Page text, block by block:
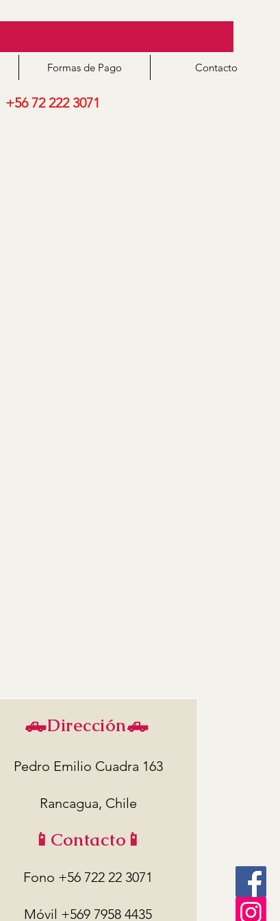
Formas de Pago Contacto
+56 72 222 3071
🛻Dirección🛻
Pedro Emilio Cuadra 163
Rancagua, Chile
Fono +56 722 22 3071
Móvil +569 7958 4435
📱Contacto📱